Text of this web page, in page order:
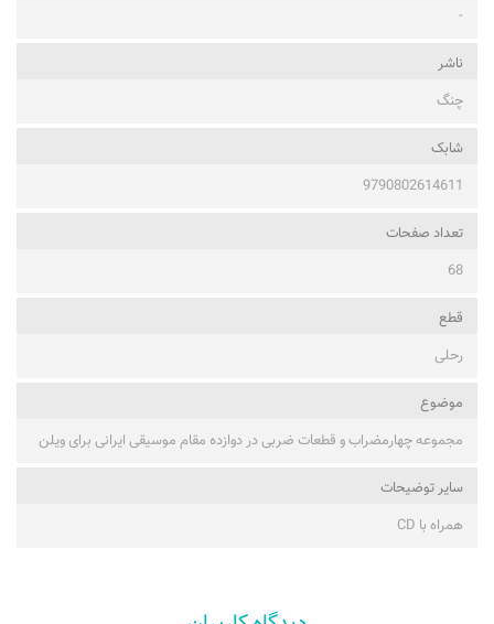
-
ناشر
چنگ
شابک
9790802614611
تعداد صفحات
68
قطع
رحلی
موضوع
مجموعه چهارمضراب و قطعات ضربی در دوازده مقام موسیقی ایرانی برای ویلن
ساير توضيحات
همراه با CD